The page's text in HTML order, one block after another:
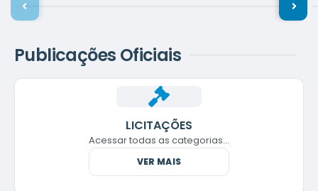
Publicações Oficiais
LICITAÇÕES
Acessar todas as categorias...
VER MAIS